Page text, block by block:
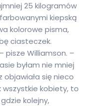
25 kilogramów
kiepską
kolorowe pisma,
ciasteczek.
pisze Williamson. –
byłam nie mniej
się nieco
wszystkie kobiety, to
kolejny,